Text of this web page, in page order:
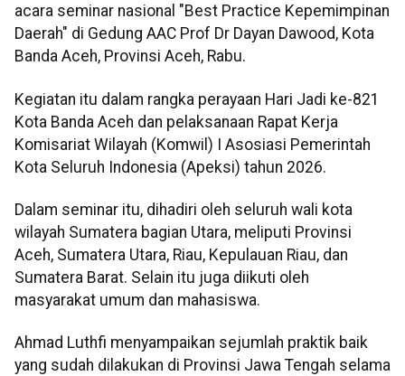
acara seminar nasional "Best Practice Kepemimpinan
Daerah" di Gedung AAC Prof Dr Dayan Dawood, Kota
Banda Aceh, Provinsi Aceh, Rabu.
Kegiatan itu dalam rangka perayaan Hari Jadi ke-821
Kota Banda Aceh dan pelaksanaan Rapat Kerja
Komisariat Wilayah (Komwil) I Asosiasi Pemerintah
Kota Seluruh Indonesia (Apeksi) tahun 2026.
Dalam seminar itu, dihadiri oleh seluruh wali kota
wilayah Sumatera bagian Utara, meliputi Provinsi
Aceh, Sumatera Utara, Riau, Kepulauan Riau, dan
Sumatera Barat. Selain itu juga diikuti oleh
masyarakat umum dan mahasiswa.
Ahmad Luthfi menyampaikan sejumlah praktik baik
yang sudah dilakukan di Provinsi Jawa Tengah selama